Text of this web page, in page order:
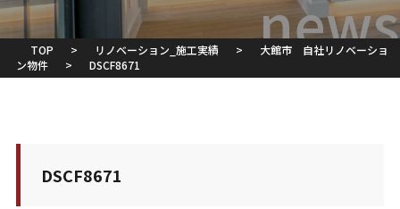
TOP > リノベーション_施工実績 >
大館市 自社リノベーショ
ン物件
> DSCF8671
DSCF8671